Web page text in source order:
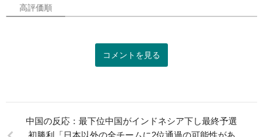
高評価順
コメントを見る
中国の反応：最下位中国がインドネシア下し最終予選
初勝利「日本以外の全チームに2位通過の可能性があ